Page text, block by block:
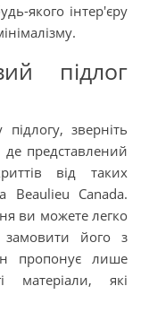
якого інтер'єру
підлог
зверніть
представлений
від таких
Beaulieu Canada.
ви можете легко
замовити його з
пропонує лише
матеріали, які